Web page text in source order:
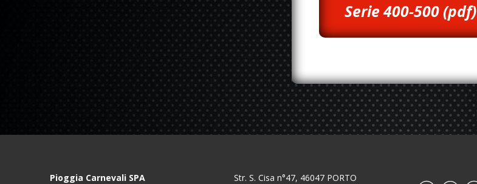
Serie 400-500 (pdf)
Pioggia Carnevali SPA Str. S. Cisa n°47, 46047 PORTO